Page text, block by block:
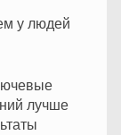
у людей
лучше